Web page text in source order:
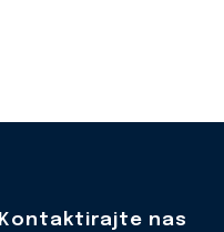
Kontaktirajte nas